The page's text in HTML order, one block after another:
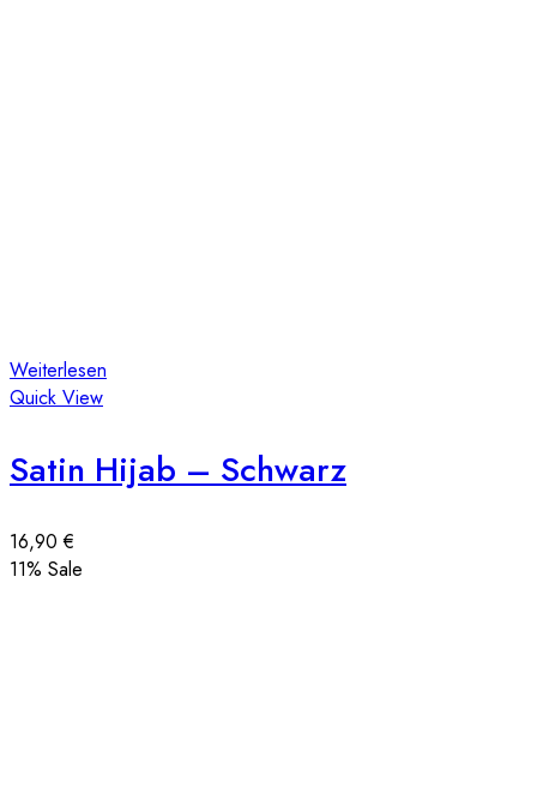
Weiterlesen
Quick View
Satin Hijab – Schwarz
16,90€
11% Sale